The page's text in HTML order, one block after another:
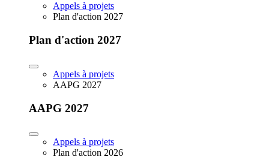
Appels à projets
Plan d'action 2027
Plan d'action 2027
Appels à projets
AAPG 2027
AAPG 2027
Appels à projets
Plan d'action 2026